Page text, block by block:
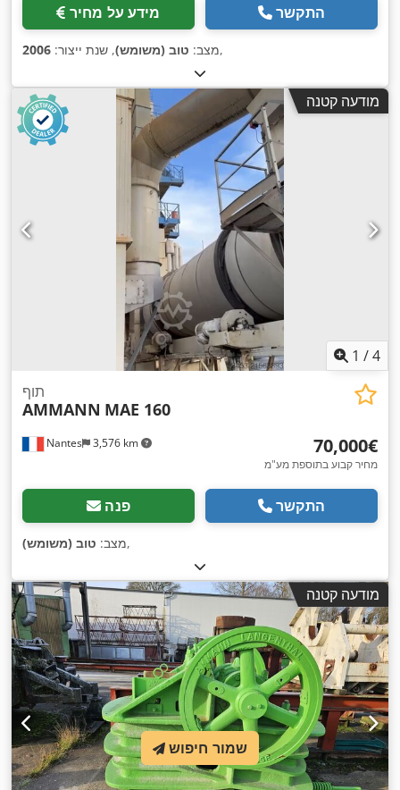
מידע על מחיר התקשר
מצב: טוב (משומש), שנת ייצור: 2006 ,
מודעה קטנה
1 /4
Nantes 3,576 km
תוף
AMMANN MAE 160
‏70,000 ‏€
מחיר קבוע בתוספת מע"מ
פנה התקשר
מצב: טוב (משומש) ,
מודעה קטנה
שמור חיפוש